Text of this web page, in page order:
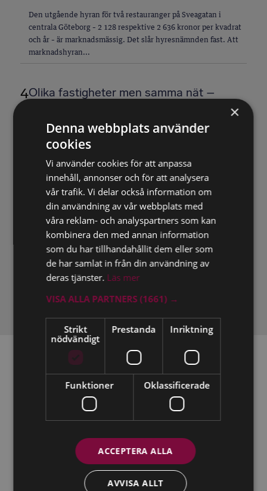
Den utgående hyran för två restauranger på Sveagatan i
centrala Göteborg – 2 128 respektive 2 636 kronor per kvadrat
och år – är marknadsmässig. Det slår hyresnämnden fast. Att
marknadshyran...
4Olika fastigheter men samma nät –
Solceller som installeras på olika fastigheter inom ett
bostadsområde och som ansluts till ett samägt internt
lågspänningsnät för delning av energi utgör separata
anläggningar i...
Förlorar lägenhet efter försening med 90
procent av hyrorna
Hyresgästen hade betalat hyran för sent nio av de tio månader
han hyrt lägenheten i Sandviken. Försummelserna fortsatte
efter såväl rättelseanmaning som uppsägning. Nu förlorar han
lägenheten.
×
Denna webbplats använder
cookies
Vi använder cookies för att anpassa
innehåll, annonser och för att analysera
vår trafik. Vi delar också information om
din användning av vår webbplats med
våra reklam- och analyspartners som kan
kombinera den med annan information
som du har tillhandahållit dem eller som
de har samlat in från din användning av
deras tjänster. Läs mer
VISA ALLA PARTNERS (1661) →
Strikt
nödvändigt
Prestanda Inriktning
Funktioner Oklassificerade
ACCEPTERA ALLA
AVVISA ALLT